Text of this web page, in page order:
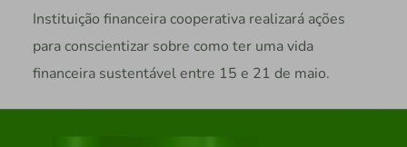
Instituição financeira cooperativa realizará ações
para conscientizar sobre como ter uma vida
financeira sustentável entre 15 e 21 de maio.